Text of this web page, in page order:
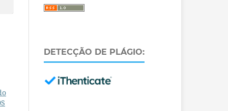
DETECÇÃO DE PLÁGIO: